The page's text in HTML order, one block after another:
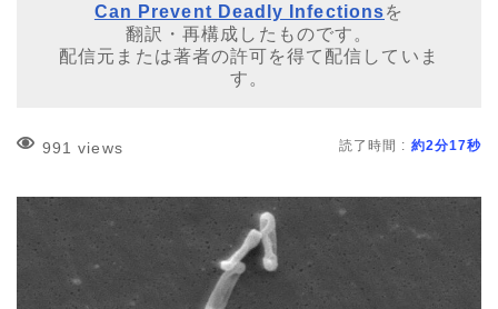
Can Prevent Deadly Infectionsを
翻訳・再構成したものです。
配信元または著者の許可を得て配信していま
す。
991 views 読了時間 : 約2分17秒